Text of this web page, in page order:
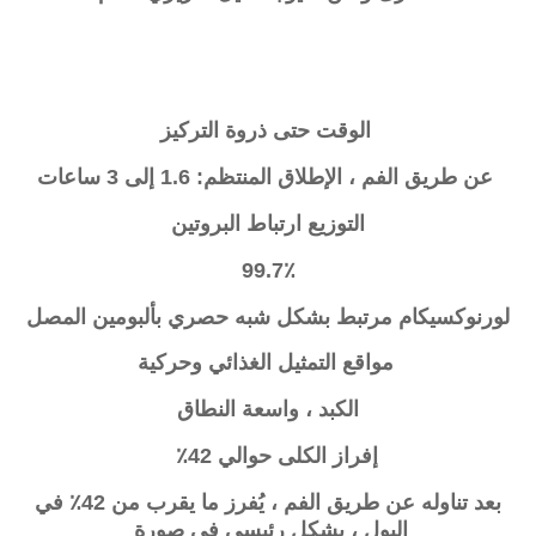
الوقت حتى ذروة التركيز
عن طريق الفم ، الإطلاق المنتظم: 1.6 إلى 3 ساعات
التوزيع ارتباط البروتين
لورنوكسيكام مرتبط بشكل شبه حصري بألبومين المصل
مواقع التمثيل الغذائي وحركية
الكبد ، واسعة النطاق
إفراز الكلى حوالي 42٪
بعد تناوله عن طريق الفم ، يُفرز ما يقرب من 42٪ في
البول ، بشكل رئيسي في صورة